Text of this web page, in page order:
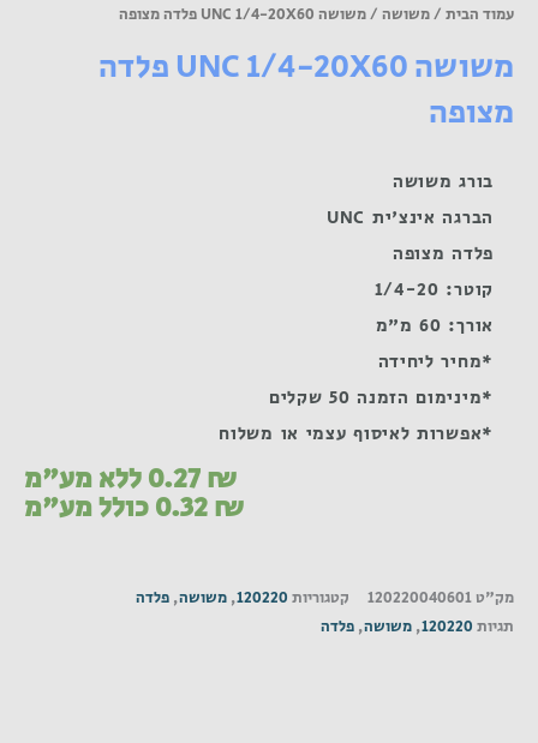
20X60
מצופה
עמוד הבית /משושה / משושה UNC 1/4-20X60 פלדה מצופה
משושה UNC 1/4-20X60 פלדה
מצופה
בורג משושה
הברגה אינצ'ית UNC
פלדה מצופה
קוטר: 1/4-20
אורך: 60 מ"מ
*מחיר ליחידה
*מינימום הזמנה 50 שקלים
*אפשרות לאיסוף עצמי או משלוח
0.27₪ ללא מע"מ
0.32₪ כולל מע"מ
מק"ט120220040601 קטגוריות 120220
, משושה, פלדה
תגיות 120220
, משושה, פלדה